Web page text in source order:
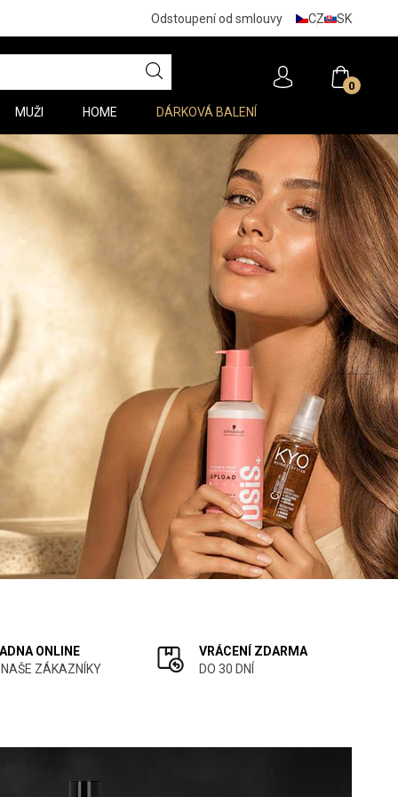
Odstoupení od smlouvy CZ SK
0
MUŽI HOME DÁRKOVÁ BALENÍ
ONLINE
ZÁKAZNÍKY
VRÁCENÍ ZDARMA
DO 30 DNÍ